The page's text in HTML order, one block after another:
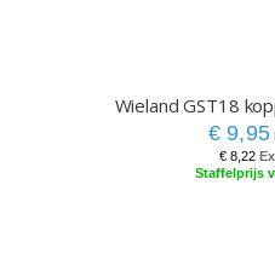
Wieland GST18
€ 9,95
€ 8,22